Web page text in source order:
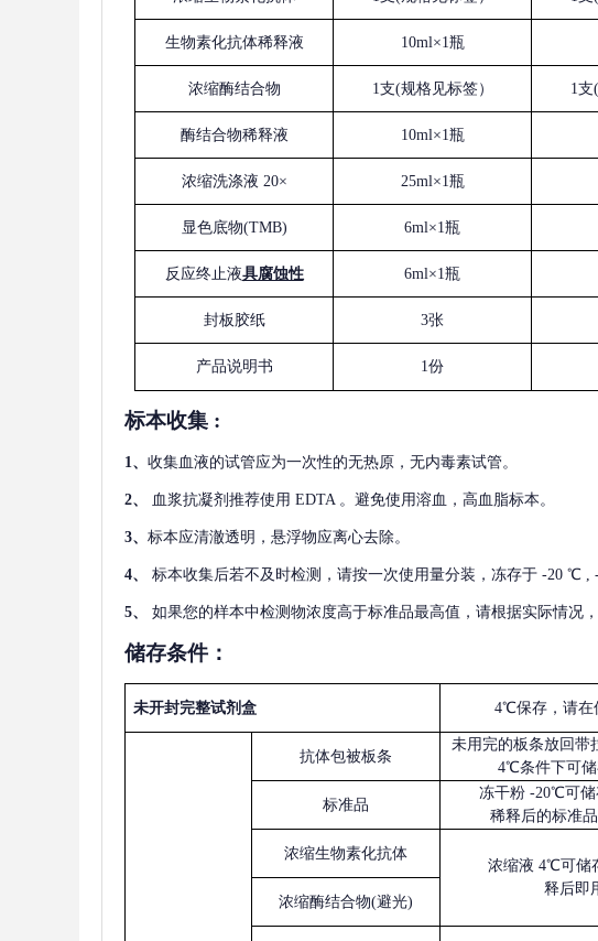
生物素化抗体稀释液 10ml×1瓶
浓缩酶结合物 1支(规格见标签） 1支
酶结合物稀释液 10ml×1瓶
浓缩洗涤液 20× 25ml×1瓶
显色底物(TMB) 6ml×1瓶
反应终止液具腐蚀性 6ml×1瓶
封板胶纸 3张
产品说明书 1份
标本收集 :
1、 收集血液的试管应为一次性的无热原，无内毒素试管。
2、 血浆抗凝剂推荐使用 EDTA 。避免使用溶血，高血脂标本。
3、 标本应清澈透明，悬浮物应离心去除。
4、 标本收集后若不及时检测，请按一次使用量分装，冻存于 -20 ℃ ,
5、 如果您的样本中检测物浓度高于标准品最高值，请根据实际情况，
储存条件：
未开封完整试剂盒 4℃保存，请在
抗体包被板条
未用完的板条放回带
4℃条件下可
标准品
冻干粉 -20℃可储
稀释后的标准
浓缩生物素化抗体
浓缩液 4℃可储
释后即
浓缩酶结合物(避光)